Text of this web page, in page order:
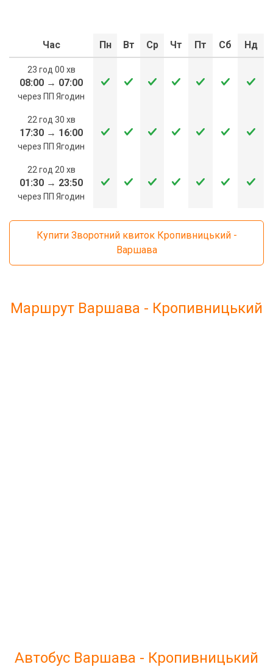
Час Пн Вт Ср Чт Пт Сб Нд
23 год 00 хв
08:00 → 07:00
через ПП Ягодин
22 год 30 хв
17:30 → 16:00
через ПП Ягодин
22 год 20 хв
01:30 → 23:50
через ПП Ягодин
Купити Зворотний квиток Кропивницький -
Варшава
Маршрут Варшава - Кропивницький
Автобус Варшава - Кропивницький